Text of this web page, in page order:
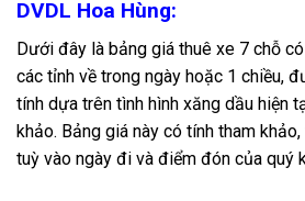
DVDL Hoa Hùng:
Dưới đây là bảng giá thuê xe 7 chỗ
các tỉnh về trong ngày hoặc 1 chiều,
tính dựa trên tình hình xăng dầu hiện
khảo. Bảng giá này có tính tham
tuỳ vào ngày đi và điểm đón của quý